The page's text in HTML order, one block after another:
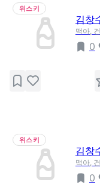
위스키
김창
맥아,
0
위스키
김창
맥아,
0